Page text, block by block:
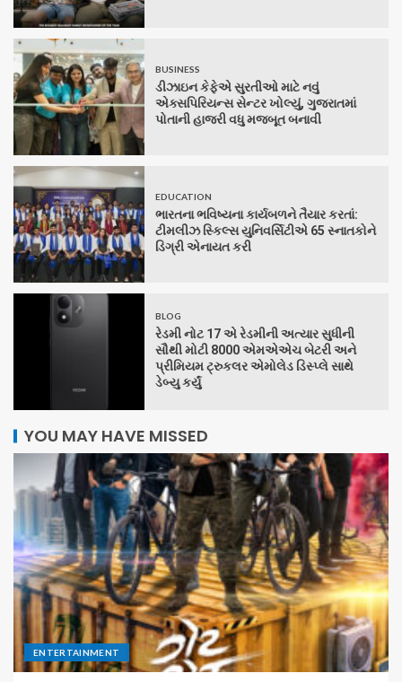
BUSINESS
ડીઝાઇન કેફેએ સુરતીઓ માટે નવું
એક્સપિરિયન્સ સેન્ટર ખોલ્યું, ગુજરાતમાં
પોતાની હાજરી વધુ મજબૂત બનાવી
EDUCATION
ભારતના ભવિષ્યના કાર્યબળને તૈયાર કરતાં:
ટીમલીઝ સ્કિલ્સ યુનિવર્સિટીએ 65 સ્નાતકોને
ડિગ્રી એનાયત કરી
BLOG
રેડમી નોટ 17 એ રેડમીની અત્યાર સુધીની
સૌથી મોટી 8000 એમએએચ બેટરી અને
પ્રીમિયમ ટ્રુકલર એમોલેડ ડિસ્પ્લે સાથે
ડેબ્યુ કર્યું
YOU MAY HAVE MISSED
ENTERTAINMENT